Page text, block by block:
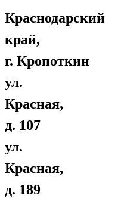
Краснодарский
край,
г. Кропоткин
ул.
Красная,
д. 107
ул.
Красная,
д. 189